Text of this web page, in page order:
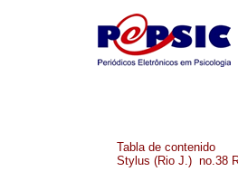
Tabla de contenido
Stylus (Rio J.) no.38